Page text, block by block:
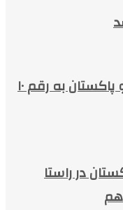
افزایش حجم تجارت بین ایران و پاکستان به رقم ۱۰
در راستا